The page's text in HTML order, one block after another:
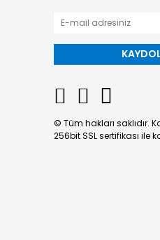
KAYDOL
© Tüm hakları saklıdır.
256bit SSL sertifikası ile